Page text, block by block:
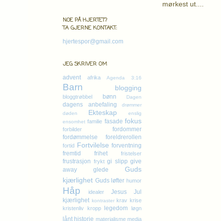
mørkest ut....
NOE PÅ HJERTET?
TA GJERNE KONTAKT:
hjertespor@gmail.com
JEG SKRIVER OM
advent afrika Agenda 3:16
Barn blogging
bloggtrøbbel bønn Dagen
dagens anbefaling
drømmer
døden
Ekteskap
enslig
ensomhet familie fasade fokus
forbilder
fordommer
fordømmelse
foreldrerollen
fortid Fortvilelse forventning
fremtid
frihet fristelser
frustrasjon frykt gi slipp give
away
glede
Guds
kjærlighet Guds løfter humor
Håp idealer Jesus
Jul
kjærlighet kontraster krav krise
kristenliv kropp legedom løgn
lånt historie materialisme media